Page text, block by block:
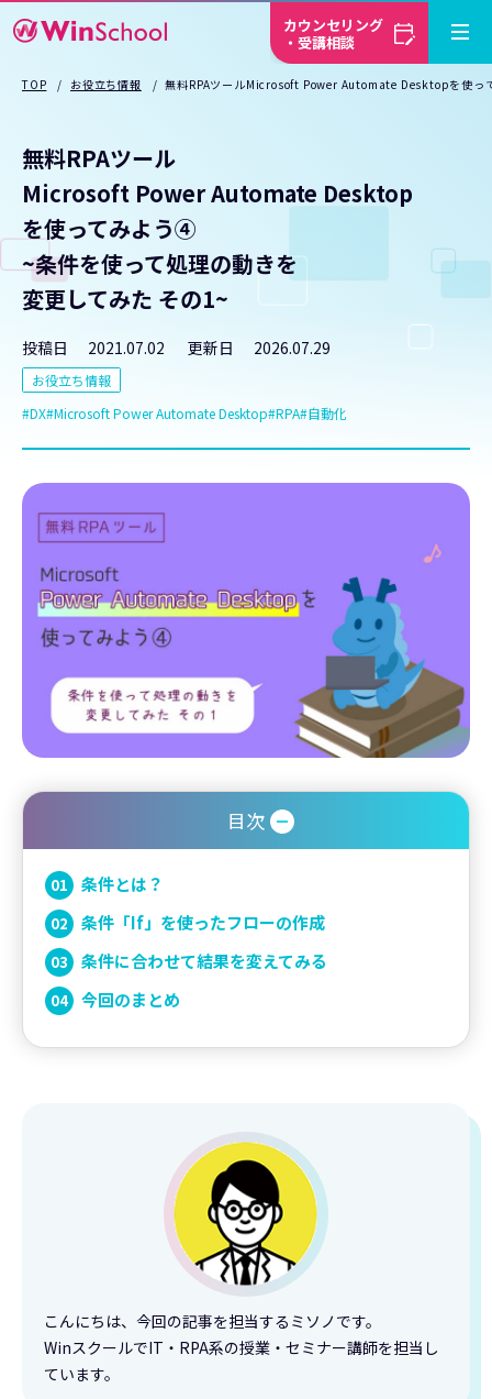
カウンセリング
・受講相談
TOP お役立ち情報 無料RPAツールMicrosoft Power Automate Desktopを使っ
無料RPAツール
Microsoft Power Automate Desktop
を使ってみよう④
~条件を使って処理の動きを
変更してみた その1~
投稿日 2021.07.02 更新日 2026.07.29
お役立ち情報
DX Microsoft Power Automate Desktop RPA 自動化
目次
条件とは？
条件「If」を使ったフローの作成
条件に合わせて結果を変えてみる
今回のまとめ
こんにちは、今回の記事を担当するミソノです。
WinスクールでIT・RPA系の授業・セミナー講師を担当し
ています。